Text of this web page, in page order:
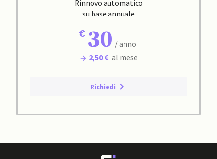
Rinnovo automatico
su base annuale
30 / anno
2,50 € al mese
Richiedi